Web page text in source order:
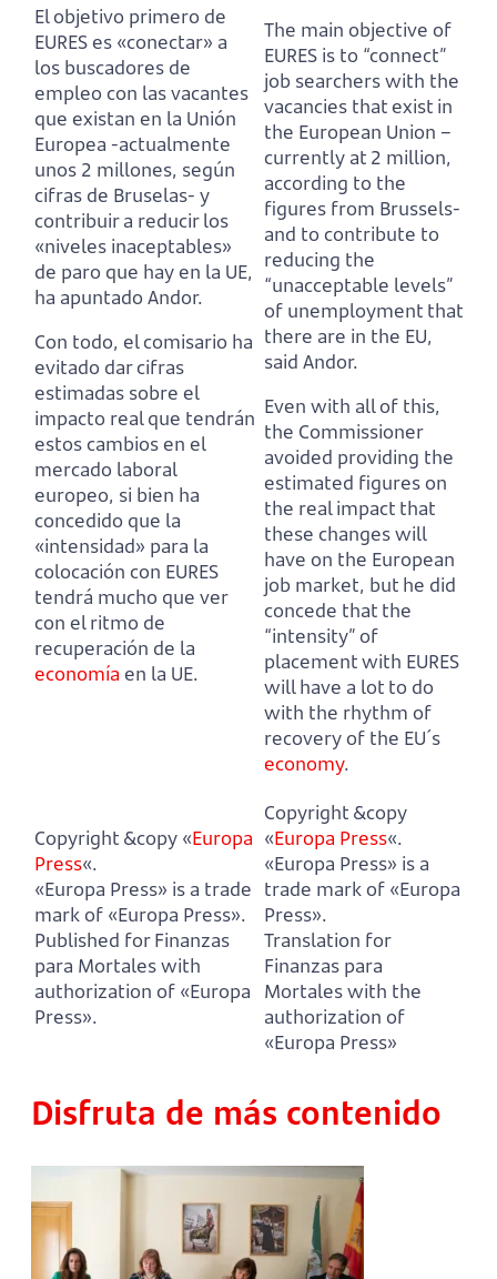
El objetivo primero de
EURES es «conectar» a
los buscadores de
empleo con las vacantes
que existan en la Unión
Europea -actualmente
unos 2 millones, según
cifras de Bruselas- y
contribuir a reducir los
«niveles inaceptables»
de paro que hay en la UE,
ha apuntado Andor.
Con todo, el comisario ha
evitado dar cifras
estimadas sobre el
impacto real que tendrán
estos cambios en el
mercado laboral
europeo, si bien ha
concedido que la
«intensidad» para la
colocación con EURES
tendrá mucho que ver
con el ritmo de
recuperación de la
economía en la UE.
The main objective of
EURES is to “connect”
job searchers with the
vacancies that exist in
the European Union –
currently at 2 million,
according to the
figures from Brussels-
and to contribute to
reducing the
“unacceptable levels”
of unemployment that
there are in the EU,
said Andor.
Even with all of this,
the Commissioner
avoided providing the
estimated figures on
the real impact that
these changes will
have on the European
job market, but he did
concede that the
“intensity” of
placement with EURES
will have a lot to do
with the rhythm of
recovery of the EU´s
economy.
Copyright &copy «Europa
Press«.
«Europa Press» is a trade
mark of «Europa Press».
Published for Finanzas
para Mortales with
authorization of «Europa
Press».
Copyright &copy
«Europa Press«.
«Europa Press» is a
trade mark of «Europa
Press».
Translation for
Finanzas para
Mortales with the
authorization of
«Europa Press»
Disfruta de más contenido